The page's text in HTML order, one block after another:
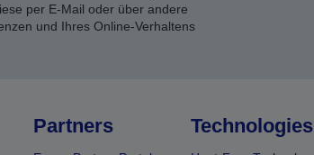
per E-Mail oder über andere
und Ihres Online-Verhaltens
Partners Technologies